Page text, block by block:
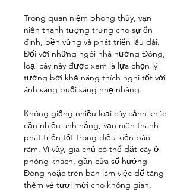
Trong quan niệm phong thủy, vạn
niên thanh tượng trưng cho sự ổn
định, bền vững và phát triển lâu dài.
Đối với những ngôi nhà hướng Đông,
loại cây này được xem là lựa chọn lý
tưởng bởi khả năng thích nghi tốt với
ánh sáng buổi sáng nhẹ nhàng.
Không giống nhiều loại cây cảnh khác
cần nhiều ánh nắng, vạn niên thanh
phát triển tốt trong điều kiện bán
râm. Vì vậy, gia chủ có thể đặt cây ở
phòng khách, gần cửa sổ hướng
Đông hoặc trên bàn làm việc để tăng
thêm vẻ tươi mới cho không gian.